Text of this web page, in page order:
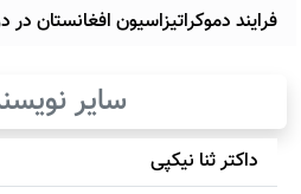
فرایند دموکراتیزاسیون افغانستان در
سایر
داکتر ثنا نیکپی